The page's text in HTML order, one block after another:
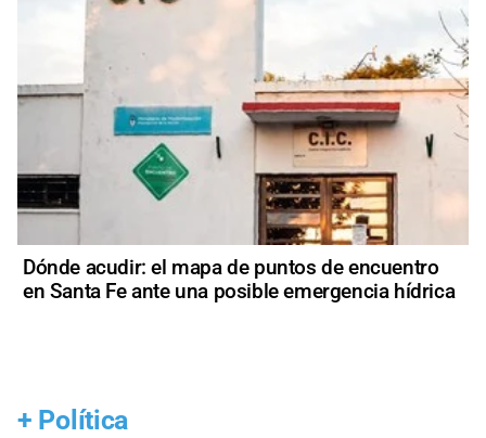
Dónde acudir: el mapa de puntos de encuentro
en Santa Fe ante una posible emergencia hídrica
+ Política